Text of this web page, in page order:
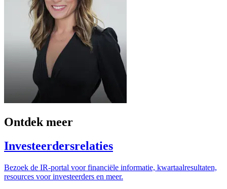
Ontdek meer
Investeerdersrelaties
Bezoek de IR-portal voor financiële informatie, kwartaalresultaten,
resources voor investeerders en meer.